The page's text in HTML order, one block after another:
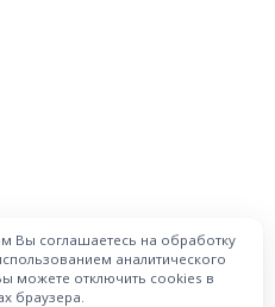
Вы соглашаетесь на обработку
аналитического
можете отключить cookies в
браузера.